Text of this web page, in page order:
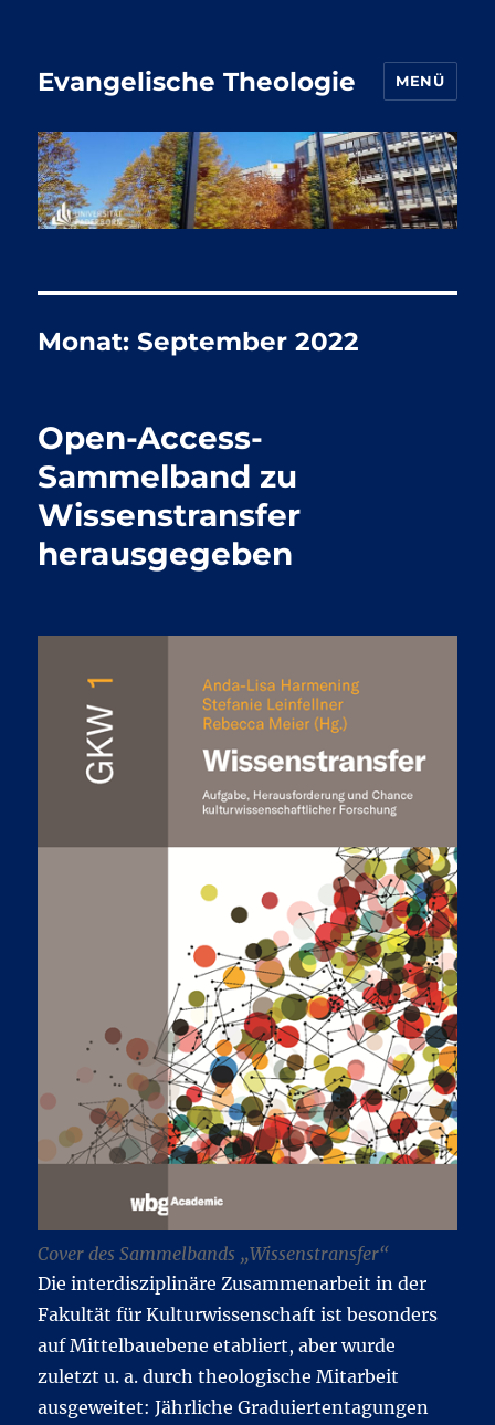
Evangelische Theologie MENÜ
Monat:September 2022
Open-Access-
Sammelband zu
Wissenstransfer
herausgegeben
Cover des Sammelbands „Wissenstransfer“
Die interdisziplinäre Zusammenarbeit in der
Fakultät für Kulturwissenschaft ist besonders
auf Mittelbauebene etabliert, aber wurde
zuletzt u. a. durch theologische Mitarbeit
ausgeweitet: Jährliche Graduiertentagungen